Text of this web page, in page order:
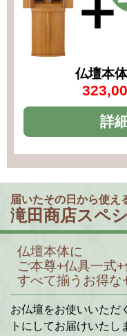
仏壇本
詳
届いたその日から使え
滝田商店スペ
仏壇本体に
ご本尊+仏具一式
すべて揃うお得な
お仏壇をお使いいただ
トにしてお届けいた